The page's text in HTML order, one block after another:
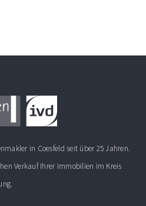
in Coesfeld seit über 25 Jahren.
Verkauf Ihrer Immobilien im Kreis